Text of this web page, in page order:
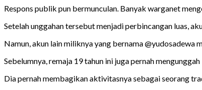
Respons publik pun bermunculan. Banyak warganet
Setelah unggahan tersebut menjadi perbincangan luas,
Namun, akun lain miliknya yang bernama
Sebelumnya, remaja 19 tahun ini juga pernah
Dia pernah membagikan aktivitasnya sebagai seorang